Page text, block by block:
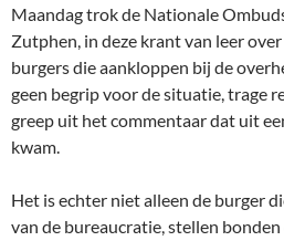
Maandag trok de Nationale
Zutphen, in deze krant van leer
burgers die aankloppen bij de
geen begrip voor de situatie, trage
greep uit het commentaar dat uit
kwam.
Het is echter niet alleen de burger
van de bureaucratie, stellen